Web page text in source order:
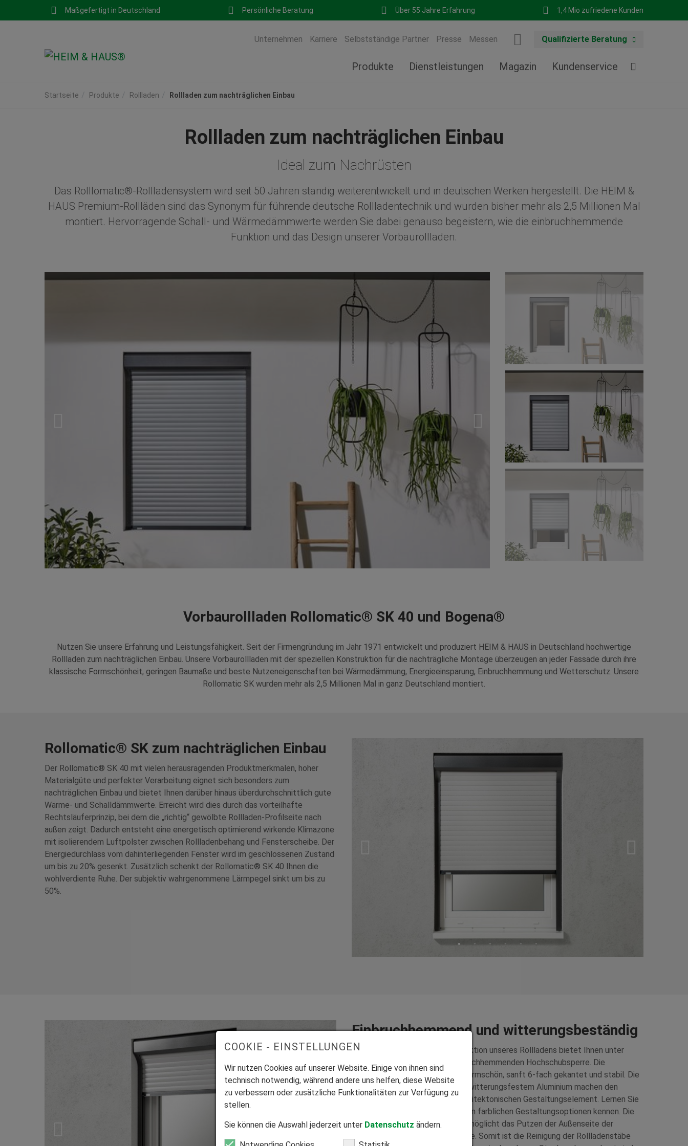
Maßgefertigt in Deutschland Persönliche Beratung Über 55 Jahre Erfahrung 1,4 Mio zufriedene Kunden
Unternehmen Karriere Selbstständige Partner Presse Messen Qualifizierte Beratung
Produkte Dienstleistungen Magazin Kundenservice
Startseite Produkte Rollladen Rollladen zum nachträglichen Einbau
Rollladen zum nachträglichen Einbau
Ideal zum Nachrüsten
Das Rolllomatic®-Rollladensystem wird seit 50 Jahren ständig weiterentwickelt und in deutschen Werken hergestellt. Die HEIM &
HAUS Premium-Rollläden sind das Synonym für führende deutsche Rollladentechnik und wurden bisher mehr als 2,5 Millionen Mal
montiert. Hervorragende Schall- und Wärmedämmwerte werden Sie dabei genauso begeistern, wie die einbruchhemmende
Funktion und das Design unserer Vorbaurollladen.
Vorbaurollladen Rollomatic® SK 40 und Bogena®
Nutzen Sie unsere Erfahrung und Leistungsfähigkeit. Seit der Firmengründung im Jahr 1971 entwickelt und produziert HEIM & HAUS in Deutschland hochwertige
Rollladen zum nachträglichen Einbau. Unsere Vorbaurollladen mit der speziellen Konstruktion für die nachträgliche Montage überzeugen an jeder Fassade durch ihre
klassische Formschönheit, geringen Baumaße und beste Nutzeneigenschaften bei Wärmedämmung, Energieeinsparung, Einbruchhemmung und Wetterschutz. Unsere
Rollomatic SK wurden mehr als 2,5 Millionen Mal in ganz Deutschland montiert.
Rollomatic® SK zum nachträglichen Einbau
Der Rollomatic® SK 40 mit vielen herausragenden Produktmerkmalen, hoher
Materialgüte und perfekter Verarbeitung eignet sich besonders zum
nachträglichen Einbau und bietet Ihnen darüber hinaus überdurchschnittlich gute
Wärme- und Schalldämmwerte. Erreicht wird dies durch das vorteilhafte
Rechtsläuferprinzip, bei dem die „richtig“ gewölbte Rollladen-Profilseite nach
außen zeigt. Dadurch entsteht eine energetisch optimierend wirkende Klimazone
mit isolierendem Luftpolster zwischen Rollladenbehang und Fensterscheibe. Der
Energiedurchlass vom dahinterliegenden Fenster wird im geschlossenen Zustand
um bis zu 20% gesenkt. Zusätzlich schenkt der Rollomatic® SK 40 Ihnen die
wohlverdiente Ruhe. Der subjektiv wahrgenommene Lärmpegel sinkt um bis zu
50%.
Einbruchhemmend und witterungsbeständig
Die perfekte und stabile Konstruktion unseres Rollladens bietet Ihnen unter
anderem die Funktion einer einbruchhemmenden Hochschubsperre. Die
Aluminium-Designer-Blende ist formschön, sanft 6-fach gekantet und stabil. Die
schmalen Führungsschienen aus witterungsfestem Aluminium machen den
Rollomatic SK® 40 zu einem architektonischen Gestaltungselement. Lernen Sie
zusätzlich auch unsere vielfältigen farblichen Gestaltungsoptionen kennen. Die
praktische Reinigungsöffnung ermöglicht das Putzen der Außenseite der
Rollladenstäbe von der Raumseite. Somit ist die Reinigung der Rollladenstäbe
COOKIE - EINSTELLUNGEN
Wir nutzen Cookies auf unserer Website. Einige von ihnen sind
technisch notwendig, während andere uns helfen, diese Website
zu verbessern oder zusätzliche Funktionalitäten zur Verfügung zu
stellen.
Sie können die Auswahl jederzeit unter Datenschutz ändern.